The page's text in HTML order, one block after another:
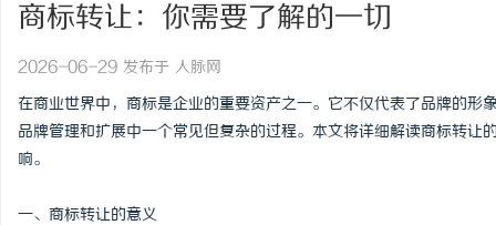
商标转让：你需要了解的一切
2026-06-29 发布于 人脉网
在商业世界中，商标是企业的重要资产之一。它不仅代表了品牌的形
品牌管理和扩展中一个常见但复杂的过程。本文将详细解读商标转
响。
一、商标转让的意义